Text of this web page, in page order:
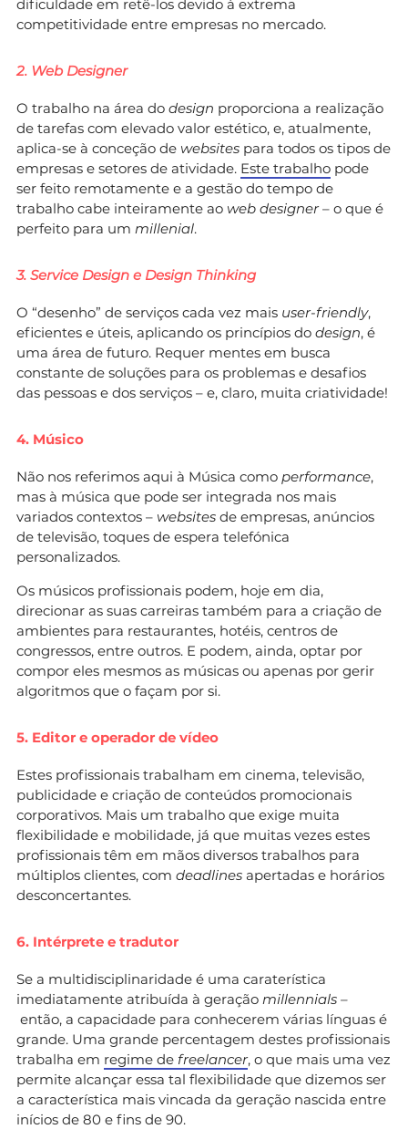
dificuldade em retê-los devido à extrema
competitividade entre empresas no mercado.
2. Web Designer
O trabalho na área do design proporciona a realização
de tarefas com elevado valor estético, e, atualmente,
aplica-se à conceção de websites para todos os tipos de
empresas e setores de atividade. Este trabalho pode
ser feito remotamente e a gestão do tempo de
trabalho cabe inteiramente ao web designer– o que é
perfeito para um millenial.
3. Service Design e Design Thinking
O “desenho” de serviços cada vez mais user-friendly,
eficientes e úteis, aplicando os princípios do design, é
uma área de futuro. Requer mentes em busca
constante de soluções para os problemas e desafios
das pessoas e dos serviços – e, claro, muita criatividade!
4. Músico
Não nos referimos aqui à Música como performance,
mas à música que pode ser integrada nos mais
variados contextos – websites de empresas, anúncios
de televisão, toques de espera telefónica
personalizados.
Os músicos profissionais podem, hoje em dia,
direcionar as suas carreiras também para a criação de
ambientes para restaurantes, hotéis, centros de
congressos, entre outros. E podem, ainda, optar por
compor eles mesmos as músicas ou apenas por gerir
algoritmos que o façam por si.
5. Editor e operador de vídeo
Estes profissionais trabalham em cinema, televisão,
publicidade e criação de conteúdos promocionais
corporativos. Mais um trabalho que exige muita
flexibilidade e mobilidade, já que muitas vezes estes
profissionais têm em mãos diversos trabalhos para
múltiplos clientes, com deadlines apertadas e horários
desconcertantes.
6. Intérprete e tradutor
Se a multidisciplinaridade é uma caraterística
imediatamente atribuída à geração millennials –
então, a capacidade para conhecerem várias línguas é
grande. Uma grande percentagem destes profissionais
trabalha em regime de freelancer, o que mais uma vez
permite alcançar essa tal flexibilidade que dizemos ser
a característica mais vincada da geração nascida entre
inícios de 80 e fins de 90.